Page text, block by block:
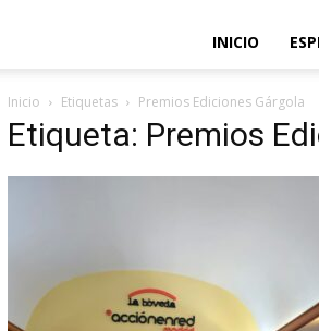
INICIO
Inicio Etiquetas Premios Ediciones Gárgola
Etiqueta: Premios